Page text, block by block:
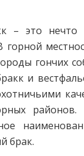
– это
гончих
и
брак.